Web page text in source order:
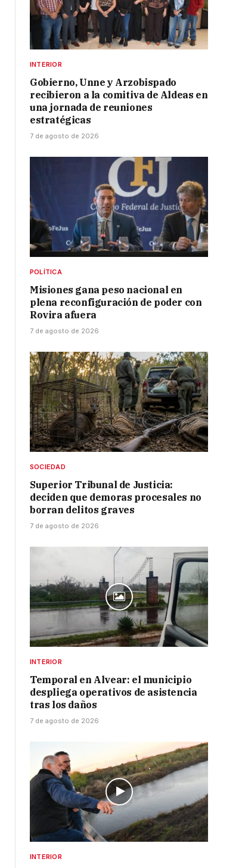
INTERIOR
Gobierno, Unne y Arzobispado
recibieron a la comitiva de Aldeas en
una jornada de reuniones
estratégicas
7 de agosto de 2026
POLÍTICA
Misiones gana peso nacional en
plena reconfiguración de poder con
Rovira afuera
7 de agosto de 2026
SOCIEDAD
Superior Tribunal de Justicia:
deciden que demoras procesales no
borran delitos graves
7 de agosto de 2026
INTERIOR
Temporal en Alvear: el municipio
despliega operativos de asistencia
tras los daños
7 de agosto de 2026
INTERIOR